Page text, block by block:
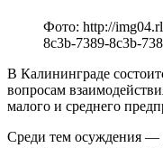
Фото: http://
8c3b-7389-8c3b-
В Калининграде
вопросам
малого и среднего
Среди тем осуждения —